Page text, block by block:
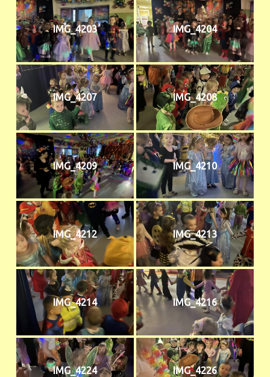
IMG_4203 IMG_4204
IMG_4207 IMG_4208
IMG_4209 IMG_4210
IMG_4212 IMG_4213
IMG_4214 IMG_4216
IMG_4224 IMG_4226